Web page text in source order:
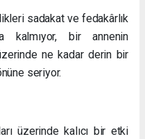
sadakat ve fedakârlık
kalmıyor, bir annenin
ne kadar derin bir
seriyor.
üzerinde kalıcı bir etki